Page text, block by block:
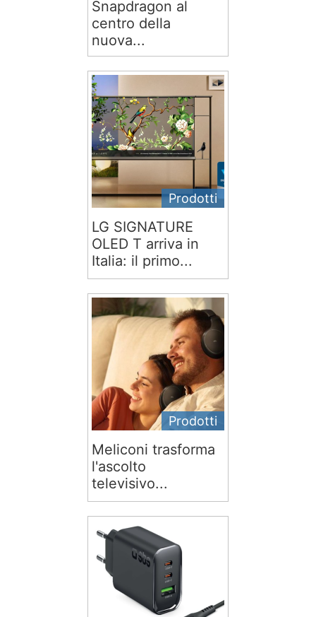
Snapdragon al
centro della
nuova...
Prodotti
LG SIGNATURE
OLED T arriva in
Italia: il primo...
Prodotti
Meliconi trasforma
l'ascolto
televisivo...